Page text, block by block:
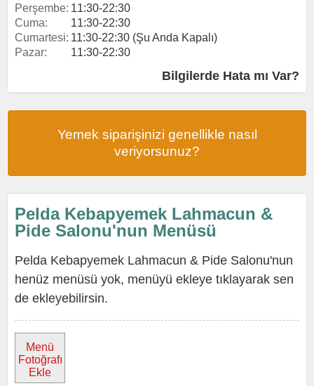
Perşembe: 11:30-22:30
Cuma:
11:30-22:30
Cumartesi: 11:30-22:30 (Şu Anda Kapalı)
Pazar:
11:30-22:30
Bilgilerde Hata mı Var?
Yemek siparişinizi genellikle nasıl
veriyorsunuz?
Pelda Kebapyemek Lahmacun &
Pide Salonu'nun Menüsü
Pelda Kebapyemek Lahmacun & Pide Salonu'nun
henüz menüsü yok, menüyü ekleye tıklayarak sen
de ekleyebilirsin.
Menü
Fotoğrafı
Ekle